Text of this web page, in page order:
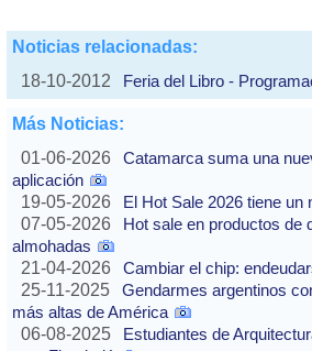
Noticias relacionadas:
18-10-2012
Feria del Libro -
Más Noticias:
01-06-2026
Catamarca suma una
aplicación
19-05-2026
El Hot Sale 2026 tiene un
07-05-2026
Hot sale en productos de
almohadas
21-04-2026
Cambiar el chip:
25-11-2025
Gendarmes argentinos
más altas de América
06-08-2025
Estudiantes de